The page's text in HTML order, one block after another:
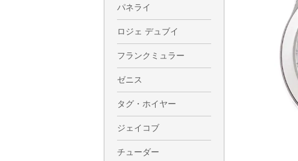
パネライ
ロジェ デュブイ
フランクミュラー
ゼニス
タグ・ホイヤー
ジェイコブ
チューダー